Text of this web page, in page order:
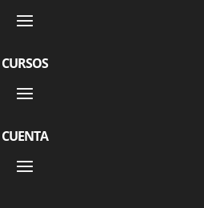
CURSOS
CUENTA